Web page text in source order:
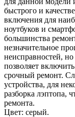
быстрого и
включения для
ноутбуков и
большинства
незначительное
неисправностей,
позволяет
срочный ремонт.
устройства, для
разборка лэптопа,
ремонта.
Цвет: серый.